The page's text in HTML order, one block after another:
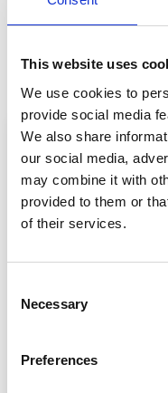
This website uses
We use cookies to
provide social media
We also share
our social media,
may combine it with
provided to them or
of their services.
Selection
Necessary
Preferences
Mandelieu
Nær Cannes-Mandelieu
I Mandelieu med